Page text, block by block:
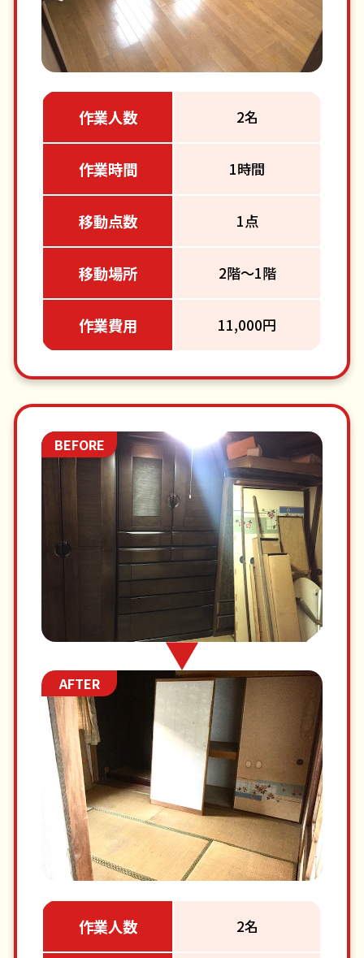
作業人数 2名
作業時間 1時間
移動点数 1点
移動場所 2階～1階
作業費用 11,000円
作業人数 2名